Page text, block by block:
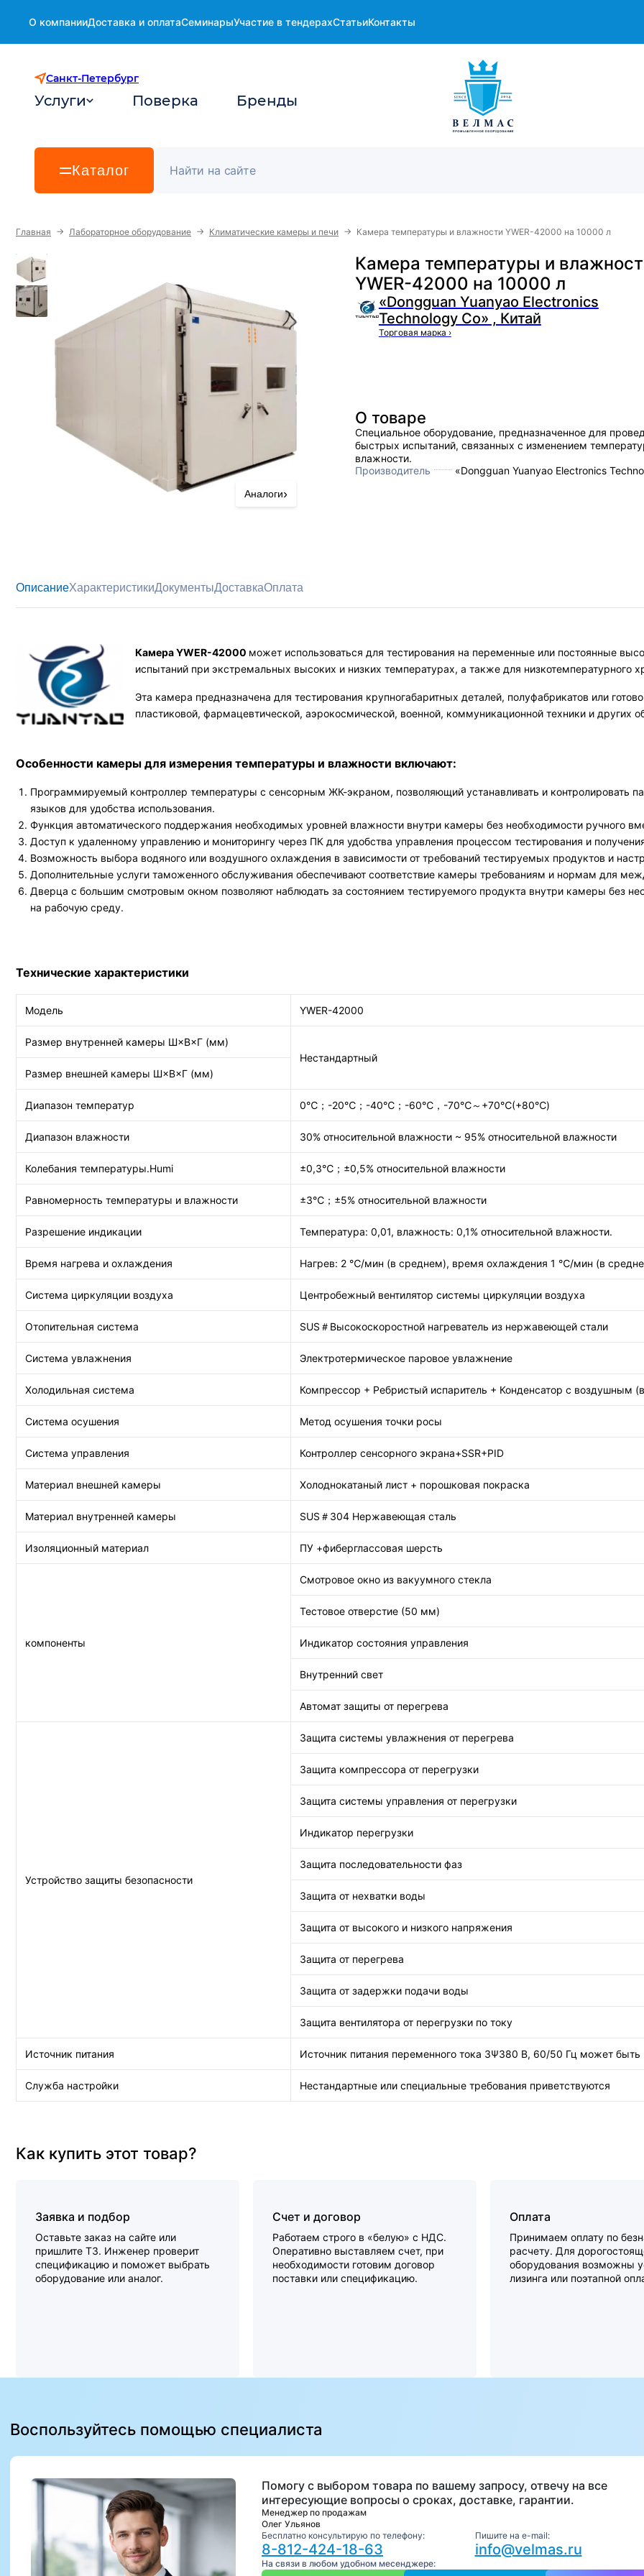
О компанииДоставка и оплатаСеминарыУчастие в тендерахСтатьиКонтакты
Санкт-Петербург
Услуги Поверка Бренды
Каталог
Главная → Лабораторное оборудование → Климатические камеры и печи → Камера температуры и влажности YWER-42000 на 10000 л
Камера температуры и
YWER-42000 на 10000 л
«Dongguan Yuanyao Electronics
Technology Co» , Китай
Торговая марка ›
Аналоги›
О товаре
Специальное оборудование, предназначенное для
быстрых испытаний, связанных с изменением
влажности.
Производитель
«Dongguan Yuanyao Electronics
ОписаниеХарактеристикиДокументыДоставкаОплата
Камера YWER-42000 может использоваться для тестирования на переменные или постоянные
испытаний при экстремальных высоких и низких температурах, а также для низкотемпературного
Эта камера предназначена для тестирования крупногабаритных деталей, полуфабрикатов или
пластиковой, фармацевтической, аэрокосмической, военной, коммуникационной техники и других
Особенности камеры для измерения температуры и влажности включают:
Программируемый контроллер температуры с сенсорным ЖК-экраном, позволяющий устанавливать и контролировать
языков для удобства использования.
Функция автоматического поддержания необходимых уровней влажности внутри камеры без необходимости ручного
Доступ к удаленному управлению и мониторингу через ПК для удобства управления процессом тестирования и
Возможность выбора водяного или воздушного охлаждения в зависимости от требований тестируемых продуктов и
Дополнительные услуги таможенного обслуживания обеспечивают соответствие камеры требованиям и нормам для
Дверца с большим смотровым окном позволяют наблюдать за состоянием тестируемого продукта внутри камеры без
на рабочую среду.
Технические характеристики
Модель YWER-42000
Размер внутренней камеры Ш×В×Г (мм)
Нестандартный
Размер внешней камеры Ш×В×Г (мм)
Диапазон температур 0℃；-20℃；-40℃；-60℃，-70℃～+70℃(+80℃)
Диапазон влажности 30% относительной влажности ~ 95% относительной влажности
Колебания температуры.Humi ±0,3℃；±0,5% относительной влажности
Равномерность температуры и влажности ±3℃；±5% относительной влажности
Разрешение индикации Температура: 0,01, влажность: 0,1% относительной влажности.
Время нагрева и охлаждения Нагрев: 2 ℃/мин (в среднем), время охлаждения 1 ℃/мин (в
Система циркуляции воздуха Центробежный вентилятор системы циркуляции воздуха
Отопительная система SUS＃Высокоскоростной нагреватель из нержавеющей стали
Система увлажнения Электротермическое паровое увлажнение
Холодильная система Компрессор + Ребристый испаритель + Конденсатор с воздушным
Система осушения Метод осушения точки росы
Система управления Контроллер сенсорного экрана+SSR+PID
Материал внешней камеры Холоднокатаный лист + порошковая покраска
Материал внутренней камеры SUS＃304 Нержавеющая сталь
Изоляционный материал ПУ +фиберглассовая шерсть
компоненты
Смотровое окно из вакуумного стекла
Тестовое отверстие (50 мм)
Индикатор состояния управления
Внутренний свет
Автомат защиты от перегрева
Устройство защиты безопасности
Защита системы увлажнения от перегрева
Защита компрессора от перегрузки
Защита системы управления от перегрузки
Индикатор перегрузки
Защита последовательности фаз
Защита от нехватки воды
Защита от высокого и низкого напряжения
Защита от перегрева
Защита от задержки подачи воды
Защита вентилятора от перегрузки по току
Источник питания Источник питания переменного тока 3Ψ380 В, 60/50 Гц может быть
Служба настройки Нестандартные или специальные требования приветствуются
Как купить этот товар?
Заявка и подбор
Оставьте заказ на сайте или
пришлите ТЗ. Инженер проверит
спецификацию и поможет выбрать
оборудование или аналог.
Счет и договор
Работаем строго в «белую» с НДС.
Оперативно выставляем счет, при
необходимости готовим договор
поставки или спецификацию.
Оплата
Принимаем оплату по
расчету. Для
оборудования возможны
лизинга или поэтапной
Воспользуйтесь помощью специалиста
Помогу с выбором товара по вашему запросу, отвечу на все
интересующие вопросы о сроках, доставке, гарантии.
Менеджер по продажам
Олег Ульянов
Бесплатно консультирую по телефону:
8-812-424-18-63
Пишите на e-mail:
info@velmas.ru
На связи в любом удобном месенджере: